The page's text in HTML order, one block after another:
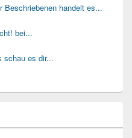
Beschriebenen handelt es...
bei...
schau es dir...